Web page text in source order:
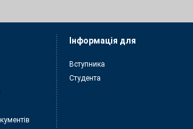
Інформація для
Вступника
Студента